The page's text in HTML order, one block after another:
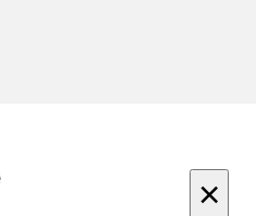
×